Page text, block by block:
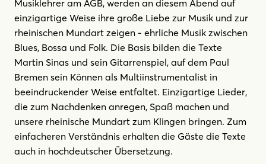
einzigartige Weise ihre große Liebe zur Musik und zur
rheinischen Mundart zeigen - ehrliche Musik zwischen
Blues, Bossa und Folk. Die Basis bilden die Texte
Martin Sinas und sein Gitarrenspiel, auf dem Paul
Bremen sein Können als Multiinstrumentalist in
beeindruckender Weise entfaltet. Einzigartige Lieder,
die zum Nachdenken anregen, Spaß machen und
unsere rheinische Mundart zum Klingen bringen. Zum
einfacheren Verständnis erhalten die Gäste die Texte
auch in hochdeutscher Übersetzung.